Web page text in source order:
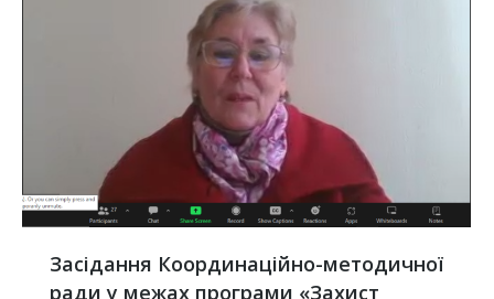
Засідання Координаційно-методичної
ради у межах програми «Захист